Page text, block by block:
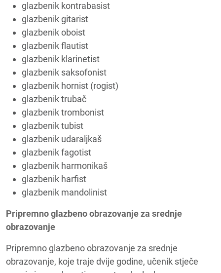
glazbenik kontrabasist
glazbenik gitarist
glazbenik oboist
glazbenik flautist
glazbenik klarinetist
glazbenik saksofonist
glazbenik hornist (rogist)
glazbenik trubač
glazbenik trombonist
glazbenik tubist
glazbenik udaraljkaš
glazbenik fagotist
glazbenik harmonikaš
glazbenik harfist
glazbenik mandolinist
Pripremno glazbeno obrazovanje za srednje
obrazovanje
Pripremno glazbeno obrazovanje za srednje
obrazovanje, koje traje dvije godine, učenik stječe